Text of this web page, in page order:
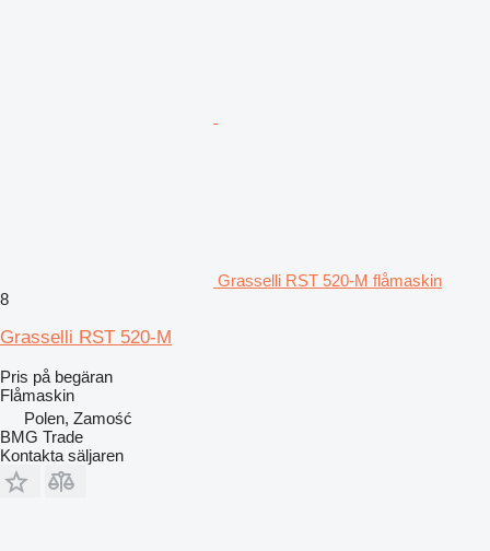
Grasselli RST 520-M flåmaskin
8
Grasselli RST 520-M
Pris på begäran
Flåmaskin
Polen, Zamość
BMG Trade
Kontakta säljaren